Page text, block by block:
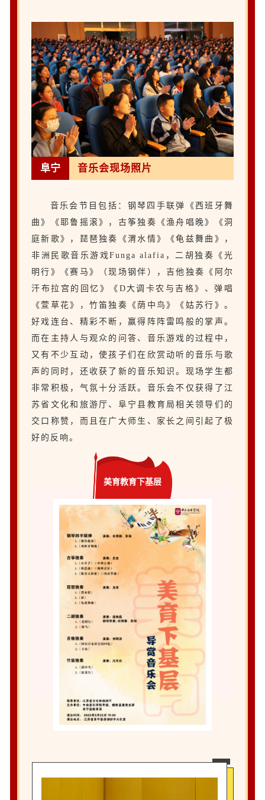
阜宁 音乐会现场照片
音乐会节目包括：钢琴四手联弹《西班牙舞
曲》《耶鲁摇滚》，古筝独奏《渔舟唱晚》《洞
庭新歌》，琵琶独奏《渭水情》《龟兹舞曲》，
非洲民歌音乐游戏Funga alafia，二胡独奏《光
明行》《赛马》（现场钢伴），吉他独奏《阿尔
汗布拉宫的回忆》《D大调卡农与吉格》、弹唱
《萱草花》，竹笛独奏《荫中鸟》《姑苏行》。
好戏连台、精彩不断，赢得阵阵雷鸣般的掌声。
而在主持人与观众的问答、音乐游戏的过程中，
又有不少互动，使孩子们在欣赏动听的音乐与歌
声的同时，还收获了新的音乐知识。现场学生都
非常积极，气氛十分活跃。音乐会不仅获得了江
苏省文化和旅游厅、阜宁县教育局相关领导们的
交口称赞，而且在广大师生、家长之间引起了极
好的反响。
美育教育下基层